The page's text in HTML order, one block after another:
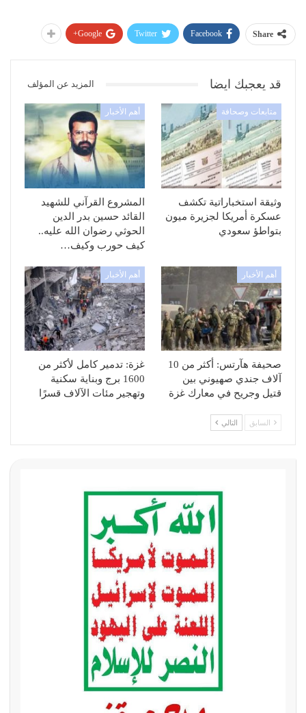
Share
Facebook
Twitter
Google+
قد يعجبك ايضا المزيد عن المؤلف
متابعات وصحافة
وثيقة استخباراتية تكشف
عسكرة أمريكا لجزيرة ميون
بتواطؤ سعودي
أهم الأخبار
المشروع القرآني للشهيد
القائد حسين بدر الدين
الحوثي رضوان الله عليه..
كيف حورب وكيف…
أهم الأخبار
صحيفة هآرتس: أكثر من 10
آلاف جندي صهيوني بين
قتيل وجريح في معارك غزة
أهم الأخبار
غزة: تدمير كامل لأكثر من
1600 برج وبناية سكنية
وتهجير مئات الآلاف قسرًا
السابق التالي